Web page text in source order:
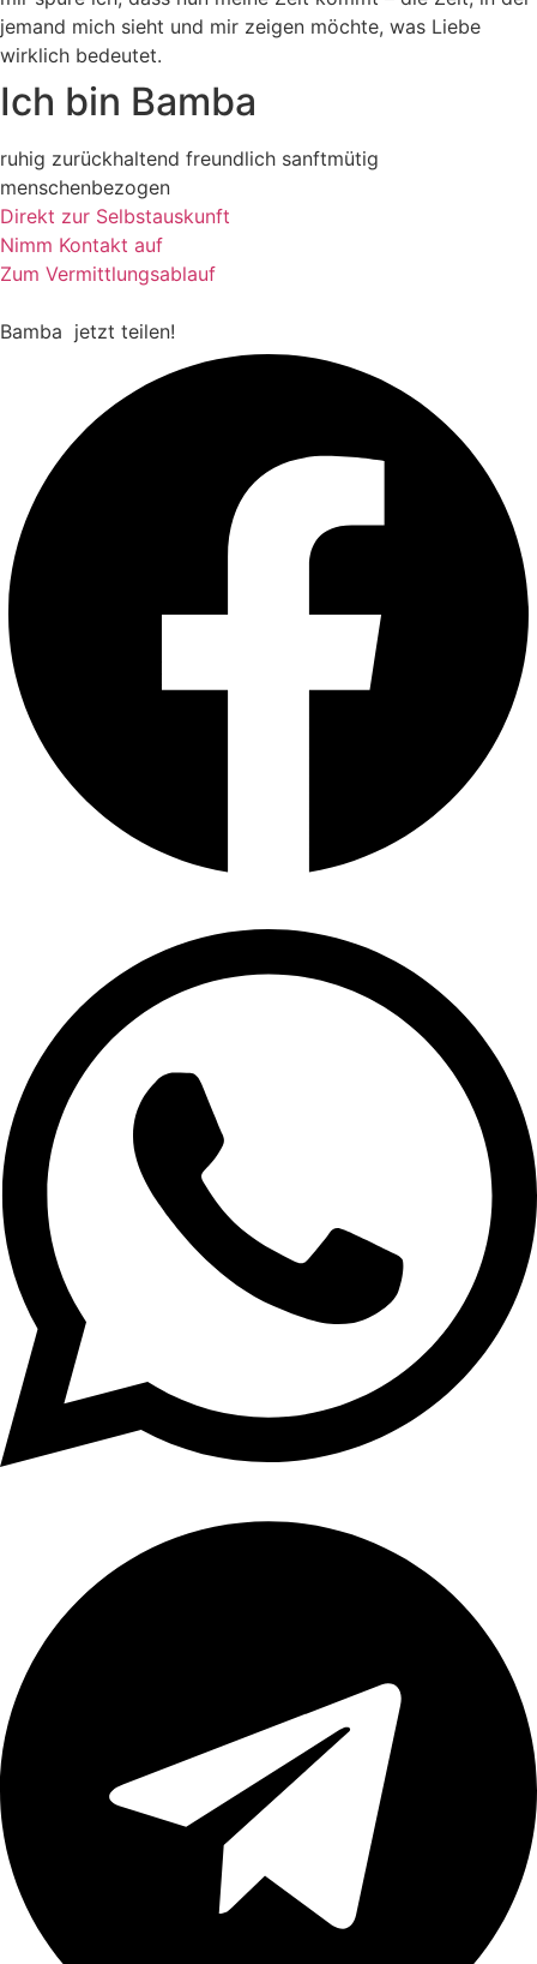
jemand mich sieht und mir zeigen möchte, was Liebe
wirklich bedeutet.
Ich bin Bamba
ruhig zurückhaltend freundlich sanftmütig
menschenbezogen
Direkt zur Selbstauskunft
Nimm Kontakt auf
Zum Vermittlungsablauf
Bamba jetzt teilen!